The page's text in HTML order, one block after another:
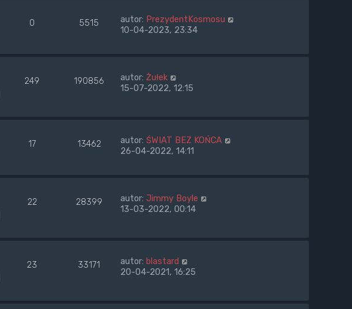
0 5515 autor: PrezydentKosmosu
10-04-2023, 23:34
249 190856 autor: Żułek
15-07-2022, 12:15
17 13462 autor: ŚWIAT BEZ KOŃCA
26-04-2022, 14:11
22 28399 autor: Jimmy Boyle
13-03-2022, 00:14
23 33171 autor: blastard
20-04-2021, 16:25